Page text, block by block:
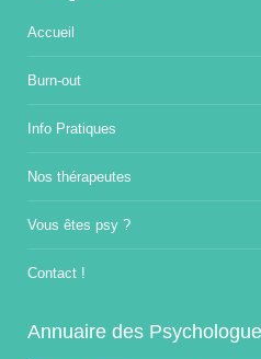
Accueil
Burn-out
Info Pratiques
Nos thérapeutes
Vous êtes psy ?
Contact !
Annuaire des